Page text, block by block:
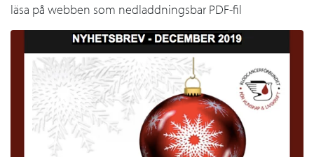
läsa på webben som nedladdningsbar PDF-fil